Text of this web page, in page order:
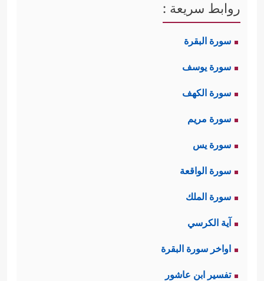
روابط سريعة :
سورة البقرة
سورة يوسف
سورة الكهف
سورة مريم
سورة يس
سورة الواقعة
سورة الملك
آية الكرسي
اواخر سورة البقرة
تفسير ابن عاشور